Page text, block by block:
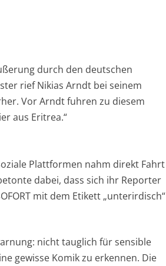
durch den deutschen
rief Nikias Arndt bei seinem
Vor Arndt fuhren zu diesem
aus Eritrea.“
Plattformen nahm direkt Fahrt
dabei, dass sich ihr Reporter
mit dem Etikett „unterirdisch“
nicht tauglich für sensible
gewisse Komik zu erkennen. Die